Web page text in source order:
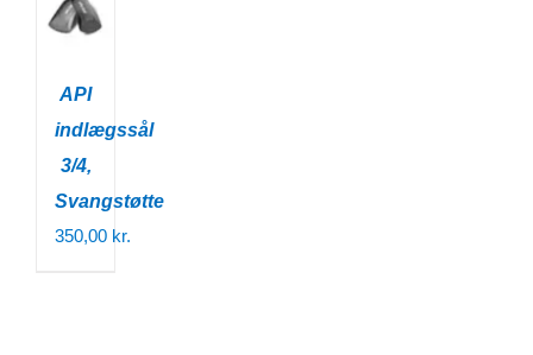
API
indlægssål
3/4,
Svangstøtte
350,00 kr.